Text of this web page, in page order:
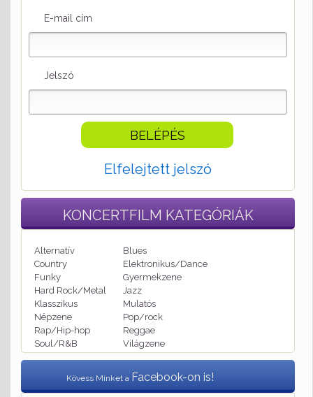
E-mail cím
Jelszó
Elfelejtett jelszó
KONCERTFILM KATEGÓRIÁK
Alternatív
Blues
Country
Elektronikus/Dance
Funky
Gyermekzene
Hard Rock/Metal
Jazz
Klasszikus
Mulatós
Népzene
Pop/rock
Rap/Hip-hop
Reggae
Soul/R&B
Világzene
Kövess Minket a Facebook-on is!